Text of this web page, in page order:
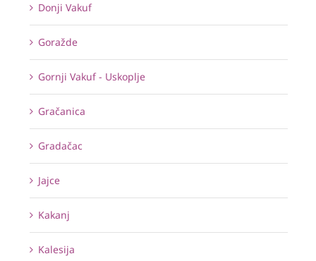
Donji Vakuf
Goražde
Gornji Vakuf - Uskoplje
Gračanica
Gradačac
Jajce
Kakanj
Kalesija